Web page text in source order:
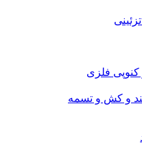
کنوپی فلزی
و کش و تسمه